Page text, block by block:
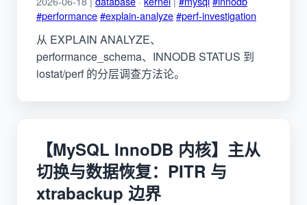
#performance#explain-analyze#perf-investigation
从 EXPLAIN ANALYZE、
performance_schema、INNODB STATUS 到
iostat/perf 的分层调查方法论。
【MySQL InnoDB 内核】主从
切换与数据恢复：PITR 与
xtrabackup 边界